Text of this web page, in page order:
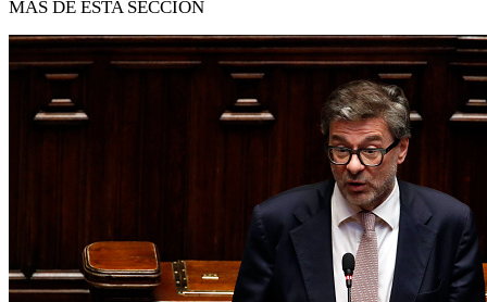
MÁS DE ESTA SECCIÓN